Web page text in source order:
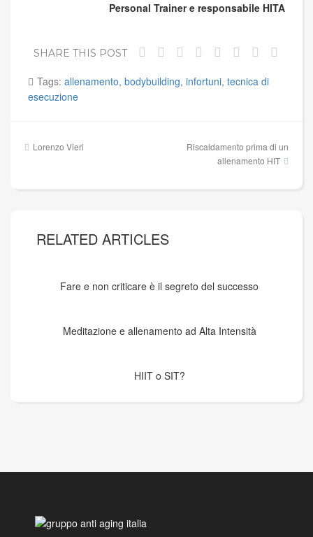
Personal Trainer e responsabile HITA
SHARE THIS POST
Tags: allenamento, bodybuilding, infortuni, tecnica di
esecuzione
Navigazione
Lorenzo Vieri
Riscaldamento prima di un
allenamento HIT
RELATED ARTICLES
Fare e non criticare è il segreto del successo
Meditazione e allenamento ad Alta Intensità
HIIT o SIT?